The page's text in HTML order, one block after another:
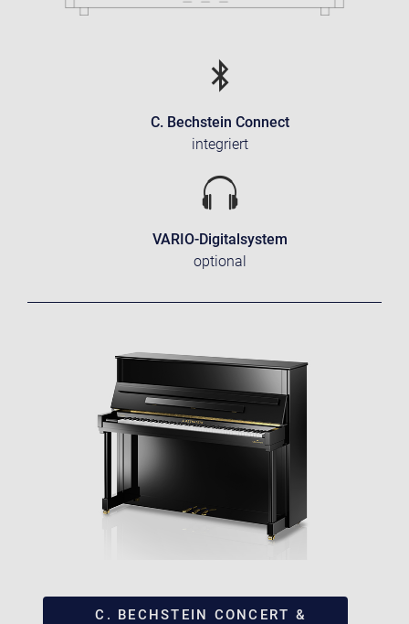
C. Bechstein Connect
integriert
VARIO-Digitalsystem
optional
C. BECHSTEIN CONCERT &